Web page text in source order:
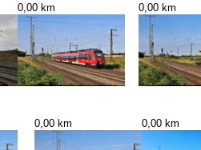
0,00 km 0,00 km
0,00 km 0,00 km